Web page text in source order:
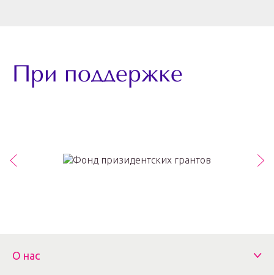
При поддержке
О нас